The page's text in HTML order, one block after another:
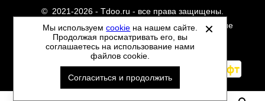
© 2021-2026 - Tdoo.ru - все права защищены.
Данный сайт не является интернет магазином и не
является публичной офертой.
Политика обработки персональных данных
Автоматизировано -
Мы используемcookie на нашем сайте.
Продолжая просматривать его, вы
соглашаетесь на использование нами
файлов cookie.
Согласиться и продолжить